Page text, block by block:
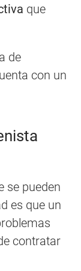
que
de
con un
se pueden
es que un
contratar